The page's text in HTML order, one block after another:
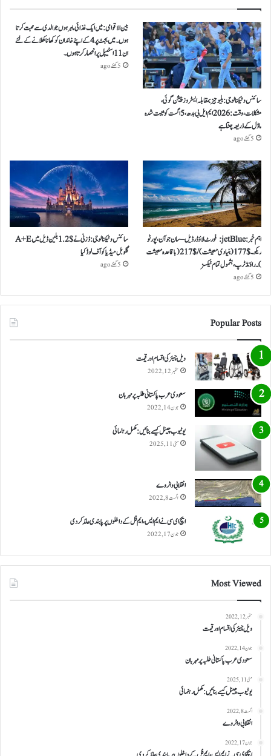
سائنس و ٹیکنالوجی: بلیو جیز بمقابلہ ایسٹروز پیشن گوئی،
مشکلات، وقت: 2026 ایم ایل بی بدھ، 5 اگست کو ثابت شدہ
ماڈل کے ذریعہ چنتا ہے
5 گھنٹے ago
بین الاقوامی: میں ایک غذائی ماہر ہوں جو الدی سے محبت کرتا
ہوں ۔ میں بجٹ پر 4 کے اپنے خاندان کو کھانا کھلانے کے لئے
ان 11 اسٹیپل پر انحصار کرتا ہوں ۔
5 گھنٹے ago
اہم خبر: jetBlue: فورٹ لاؤڈرڈیل – سان جوآن، پورٹو
ریکو ۔ $ 177 (بنیادی معیشت) / $ 217 (باقاعدہ معیشت
)۔ راؤنڈ ٹرپ، بشمول تمام ٹیکسز
5 گھنٹے ago
سائنس و ٹیکنالوجی: ڈزنی نے $ 1.2 بلین ڈیل میں A+E
گلوبل میڈیا کو آف لوڈ کیا
5 گھنٹے ago
Popular Posts
ویل چیئر کی اقسام اور قیمت
ستمبر 12, 2022
سعودی عرب پاکستانی طلبہ پر مہربان
جون 14, 2022
یوٹیوب چینل کیسے بنائیں: مکمل رہنمائی
مئی 11, 2025
انقلابی واٹر وے
اگست 8, 2022
ایچ ای سی نے ایم ایس، ایم فل کے داخلوں پر پابندی عائد کر دی
جون 17, 2022
Most Viewed
ستمبر 12, 2022
ویل چیئر کی اقسام اور قیمت
جون 14, 2022
سعودی عرب پاکستانی طلبہ پر مہربان
مئی 11, 2025
یوٹیوب چینل کیسے بنائیں: مکمل رہنمائی
اگست 8, 2022
انقلابی واٹر وے
جون 17, 2022